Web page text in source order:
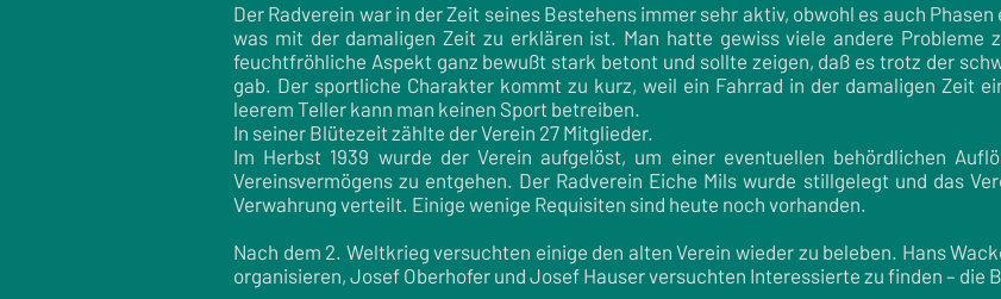
Der Radverein war in der Zeit seines Bestehens immer sehr aktiv, obwohl es auch
was mit der damaligen Zeit zu erklären ist. Man hatte gewiss viele andere Probleme
feuchtfröhliche Aspekt ganz bewußt stark betont und sollte zeigen, daß es trotz der
gab. Der sportliche Charakter kommt zu kurz, weil ein Fahrrad in der damaligen Zeit
leerem Teller kann man keinen Sport betreiben.
In seiner Blütezeit zählte der Verein 27 Mitglieder.
Im Herbst 1939 wurde der Verein aufgelöst, um einer eventuellen behördlichen
Vereinsvermögens zu entgehen. Der Radverein Eiche Mils wurde stillgelegt und das
Verwahrung verteilt. Einige wenige Requisiten sind heute noch vorhanden.
Nach dem 2. Weltkrieg versuchten einige den alten Verein wieder zu beleben. Hans
organisieren, Josef Oberhofer und Josef Hauser versuchten Interessierte zu finden – die